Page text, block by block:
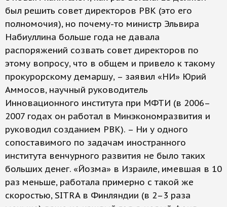
был решить совет директоров РВК (это его
полномочия), но почему-то министр Эльвира
Набиуллина больше года не давала
распоряжений созвать совет директоров по
этому вопросу, что в общем и привело к такому
прокурорскому демаршу, – заявил «НИ» Юрий
Аммосов, научный руководитель
Инновационного института при МФТИ (в 2006–
2007 годах он работал в Минэкономразвития и
руководил созданием РВК). – Ни у одного
сопоставимого по задачам иностранного
института венчурного развития не было таких
больших денег. «Йозма» в Израиле, имевшая в 10
раз меньше, работала примерно с такой же
скоростью, SITRA в Финляндии (в 2–3 раза